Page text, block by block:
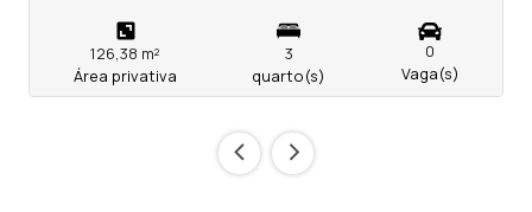
126,38 m²
Área privativa
3
quarto(s)
0
Vaga(s)
‹ ›